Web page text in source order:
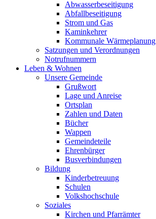
Abwasserbeseitigung
Abfallbeseitigung
Strom und Gas
Kaminkehrer
Kommunale Wärmeplanung
Satzungen und Verordnungen
Notrufnummern
Leben & Wohnen
Unsere Gemeinde
Grußwort
Lage und Anreise
Ortsplan
Zahlen und Daten
Bücher
Wappen
Gemeindeteile
Ehrenbürger
Busverbindungen
Bildung
Kinderbetreuung
Schulen
Volkshochschule
Soziales
Kirchen und Pfarrämter